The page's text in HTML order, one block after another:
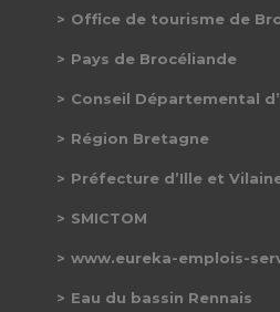
Office de tourisme de
Pays de Brocéliande
Conseil Départemental
Région Bretagne
Préfecture d’Ille et
SMICTOM
www.eureka-emplois-
Eau du bassin Rennais